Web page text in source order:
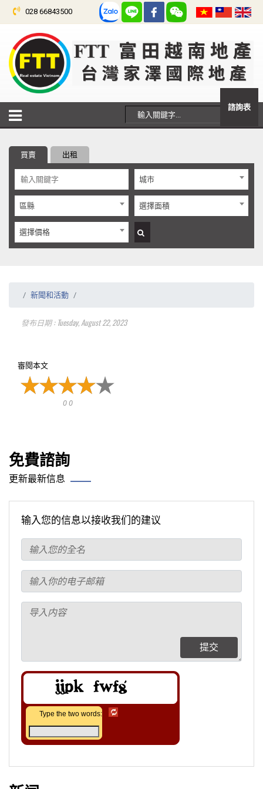
028 66843500
買賣 出租
城市
區縣 選擇面積
選擇價格
新聞和活動
發布日期 : Tuesday, August 22, 2023
審閱本文
0 0
免費諮詢
更新最新信息
输入您的信息以接收我们的建议
提交
Type the two words:
諮詢表